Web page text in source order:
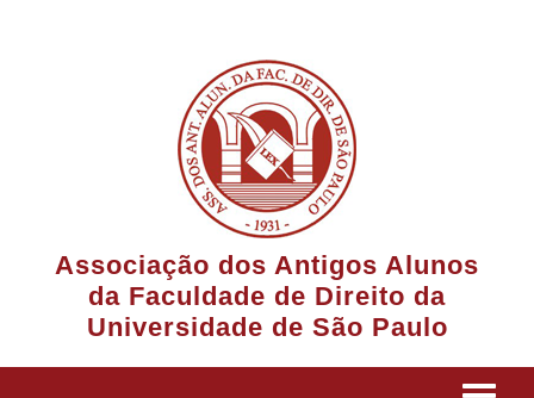
Associação dos Antigos Alunos
da Faculdade de Direito da
Universidade de São Paulo